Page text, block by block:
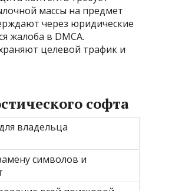
массы на предмет
через юридические
жалоба в DMCA.
целевой трафик и
софта
владельца
символов и